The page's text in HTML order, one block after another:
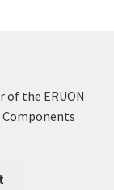
of the ERUON